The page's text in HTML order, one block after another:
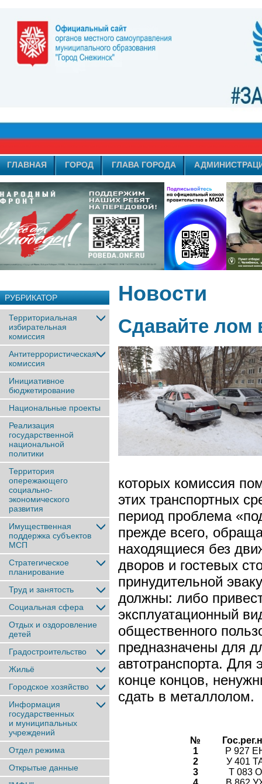
ГЛАВНАЯ ГОРОД ГЛАВА ГОРОДА
РУБРИКАТОР
Территориальная
избирательная
комиссия
Антитеррористическая
комиссия
Инициативное
бюджетирование
Национальные проекты
Реализация
государственной
национальной
политики
Территория
опережающего
социально-
экономического
развития
Имущественная
поддержка субъектов
МСП
Стратегическое
планирование
Труд и занятость
Социальная сфера
Отдых и оздоровление
детей
Градостроительство
Жильё
Городское хозяйство
Информация
государственных
и муниципальных
учреждений
Отдел режима
Открытые данные
Новости
Сдавайте лом
которых комиссия
этих транспортных
период проблема
прежде всего,
находящиеся без
дворов и гостевых
принудительной
должны: либо
эксплуатационный
общественного
предназначены для
автотранспорта. Для
конце концов,
сдать в металлолом.
№
1
Р 927
2
У 401
3
Т 083